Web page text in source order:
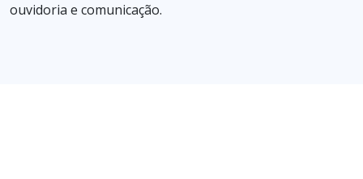
ouvidoria e comunicação.